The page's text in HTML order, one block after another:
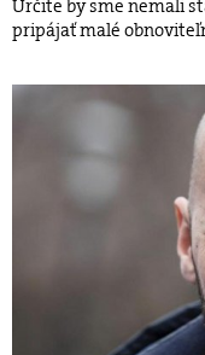
Určite by sme nemali
pripájať malé